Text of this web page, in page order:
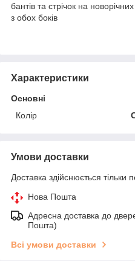
бантів та стрічок на
з обох боків
Характеристики
Основні
Колір
Умови доставки
Доставка здійснюється тільки
Нова Пошта
Адресна доставка до
Пошта)
Всі умови доставки